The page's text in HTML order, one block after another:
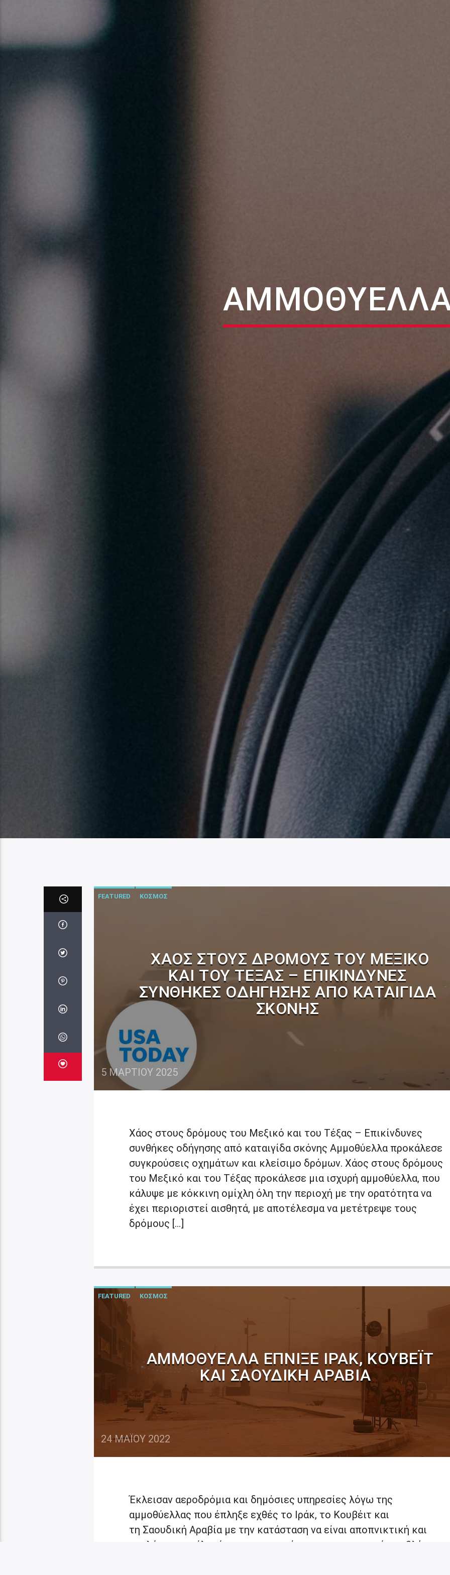
FEATURED ΚΟΣΜΟΣ
ΧΆΟΣ ΣΤΟΥΣ ΔΡΌΜΟΥΣ ΤΟΥ ΜΕΞΙΚΌ
ΚΑΙ ΤΟΥ ΤΈΞΑΣ – ΕΠΙΚΊΝΔΥΝΕΣ
ΣΥΝΘΉΚΕΣ ΟΔΉΓΗΣΗΣ ΑΠΌ ΚΑΤΑΙΓΊΔΑ
ΣΚΌΝΗΣ
5 ΜΑΡΤΊΟΥ 2025
Χάος στους δρόμους του Μεξικό και του Τέξας – Επικίνδυνες
συνθήκες οδήγησης από καταιγίδα σκόνης Αμμοθύελλα προκάλεσε
συγκρούσεις οχημάτων και κλείσιμο δρόμων. Χάος στους δρόμους
του Μεξικό και του Τέξας προκάλεσε μια ισχυρή αμμοθύελλα, που
κάλυψε με κόκκινη ομίχλη όλη την περιοχή με την ορατότητα να
έχει περιοριστεί αισθητά, με αποτέλεσμα να μετέτρεψε τους
δρόμους […]
FEATURED ΚΟΣΜΟΣ
ΑΜΜΟΘΎΕΛΛΑ ΈΠΝΙΞΕ ΙΡΆΚ, ΚΟΥΒΈΙΤ
ΚΑΙ ΣΑΟΥΔΙΚΉ ΑΡΑΒΊΑ
24 ΜΑΪ́ΟΥ 2022
Έκλεισαν αεροδρόμια και δημόσιες υπηρεσίες λόγω της
αμμοθύελλας που έπληξε εχθές το Ιράκ, το Κουβέιτ και
τη Σαουδική Αραβία με την κατάσταση να είναι αποπνικτική και
τουλάχιστον χίλια άτομα να εμφανίσουν αναπνευστικά προβλήματα